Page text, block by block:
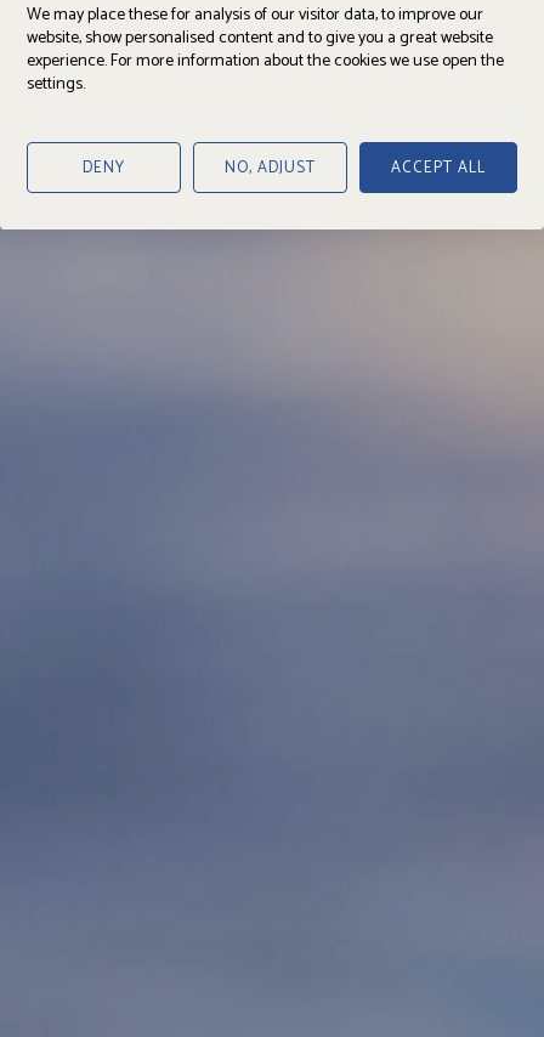
We may place these for analysis of our visitor data, to improve our
website, show personalised content and to give you a great website
experience. For more information about the cookies we use open the
settings.
DENY NO, ADJUST ACCEPT ALL